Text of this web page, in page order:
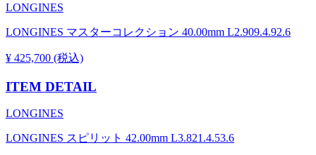
LONGINES
LONGINES マスターコレクション 40.00mm L2.909.4.92.6
¥ 425,700 (税込)
ITEM DETAIL
LONGINES
LONGINES スピリット 42.00mm L3.821.4.53.6